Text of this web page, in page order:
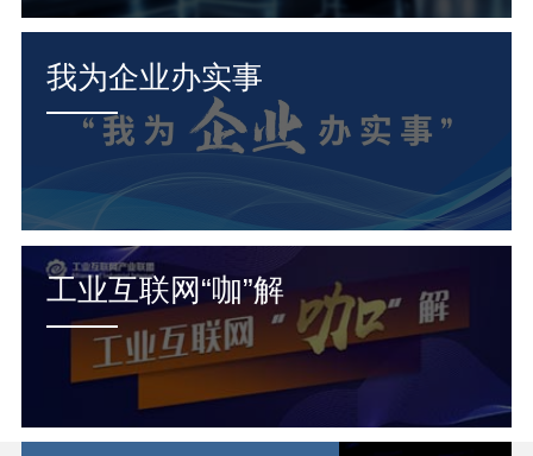
我为企业办实事
工业互联网“咖”解